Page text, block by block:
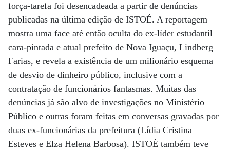
força-tarefa foi desencadeada a partir de denúncias
publicadas na última edição de ISTOÉ. A reportagem
mostra uma face até então oculta do ex-líder estudantil
cara-pintada e atual prefeito de Nova Iguaçu, Lindberg
Farias, e revela a existência de um milionário esquema
de desvio de dinheiro público, inclusive com a
contratação de funcionários fantasmas. Muitas das
denúncias já são alvo de investigações no Ministério
Público e outras foram feitas em conversas gravadas por
duas ex-funcionárias da prefeitura (Lídia Cristina
Esteves e Elza Helena Barbosa). ISTOÉ também teve